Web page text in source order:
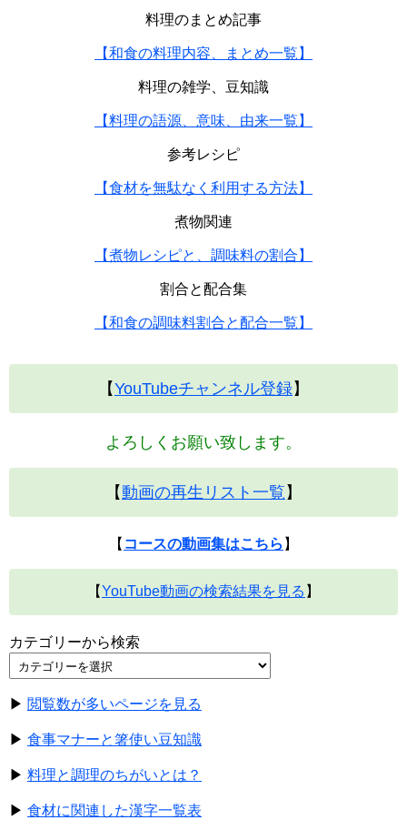
料理のまとめ記事
【和食の料理内容、まとめ一覧】
料理の雑学、豆知識
【料理の語源、意味、由来一覧】
参考レシピ
【食材を無駄なく利用する方法】
煮物関連
【煮物レシピと、調味料の割合】
割合と配合集
【和食の調味料割合と配合一覧】
【YouTubeチャンネル登録】
よろしくお願い致します。
【動画の再生リスト一覧 】
【 コースの動画集はこちら 】
【YouTube動画の検索結果を見る 】
カテゴリーから検索
▶ 閲覧数が多いページを見る
▶ 食事マナーと箸使い豆知識
▶ 料理と調理のちがいとは？
▶ 食材に関連した漢字一覧表